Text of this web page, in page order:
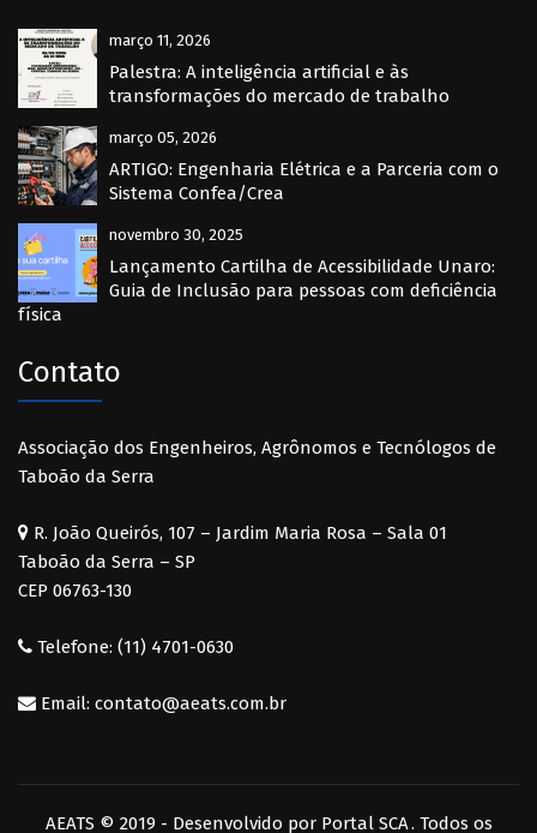
março 11, 2026
Palestra: A inteligência artificial e às
transformações do mercado de trabalho
março 05, 2026
ARTIGO: Engenharia Elétrica e a Parceria com o
Sistema Confea/Crea
novembro 30, 2025
Lançamento Cartilha de Acessibilidade Unaro:
Guia de Inclusão para pessoas com deficiência
física
Contato
Associação dos Engenheiros, Agrônomos e Tecnólogos de
Taboão da Serra
R. João Queirós, 107 – Jardim Maria Rosa – Sala 01
Taboão da Serra – SP
CEP 06763-130
Telefone: (11) 4701-0630
Email: contato@aeats.com.br
AEATS © 2019 - Desenvolvido por Portal SCA. Todos os